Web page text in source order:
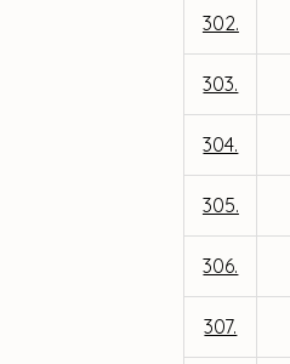
302.
303.
304.
305.
306.
307.